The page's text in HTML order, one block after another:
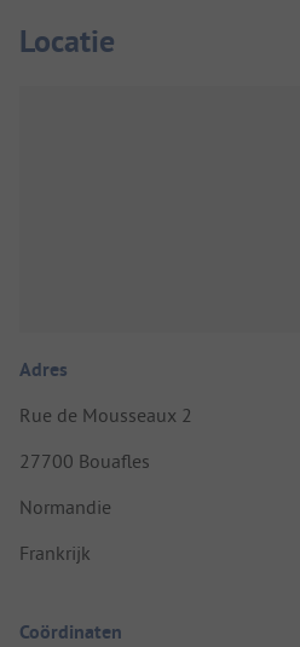
Locatie
Adres
Rue de Mousseaux 2
27700 Bouafles
Normandie
Frankrijk
Coördinaten